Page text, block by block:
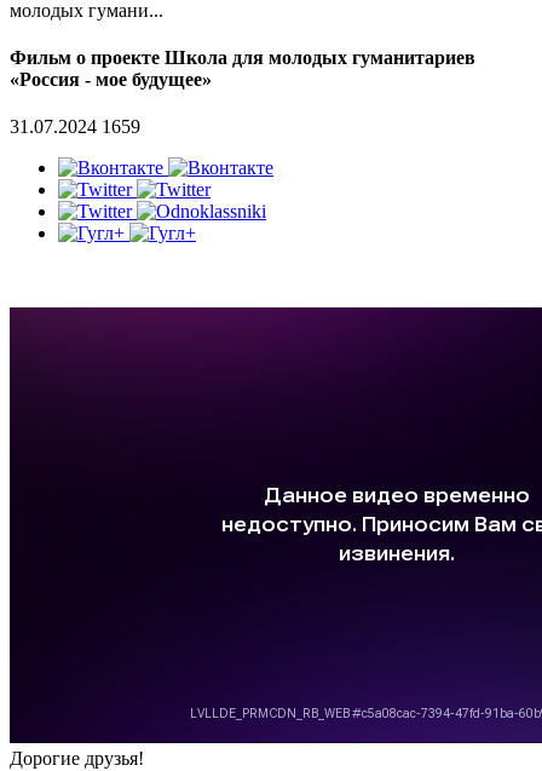
молодых гумани...
Фильм о проекте Школа для молодых гуманитариев
«Россия - мое будущее»
31.07.2024 1659
Дорогие друзья!